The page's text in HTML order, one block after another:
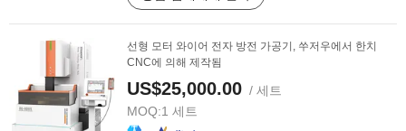
선형 모터 와이어 전자 방전 가공기, 쑤저우에서 한치
CNC에 의해 제작됨
US$25,000.00 / 세트
MOQ:1 세트